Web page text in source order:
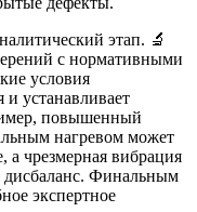
этап. 🔬
с нормативными
условия
и устанавливает
повышенный
нагревом может
а чрезмерная вибрация
дисбаланс. Финальным
экспертное